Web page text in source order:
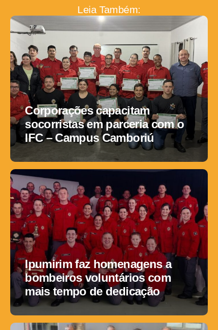
Leia Também:
Corporações capacitam
socorristas em parceria com o
IFC – Campus Camboriú
Ipumirim faz homenagens a
bombeiros voluntários com
mais tempo de dedicação